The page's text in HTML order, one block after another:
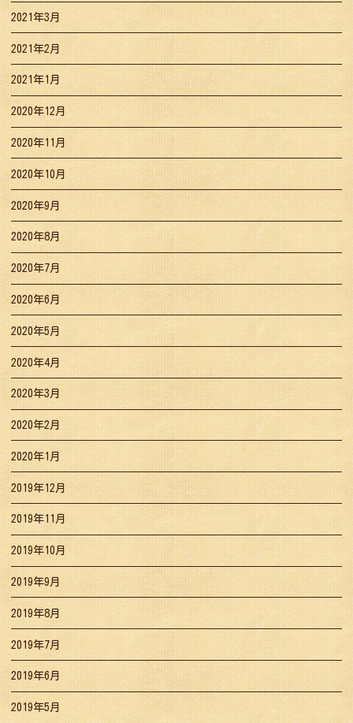
2021年3月
2021年2月
2021年1月
2020年12月
2020年11月
2020年10月
2020年9月
2020年8月
2020年7月
2020年6月
2020年5月
2020年4月
2020年3月
2020年2月
2020年1月
2019年12月
2019年11月
2019年10月
2019年9月
2019年8月
2019年7月
2019年6月
2019年5月